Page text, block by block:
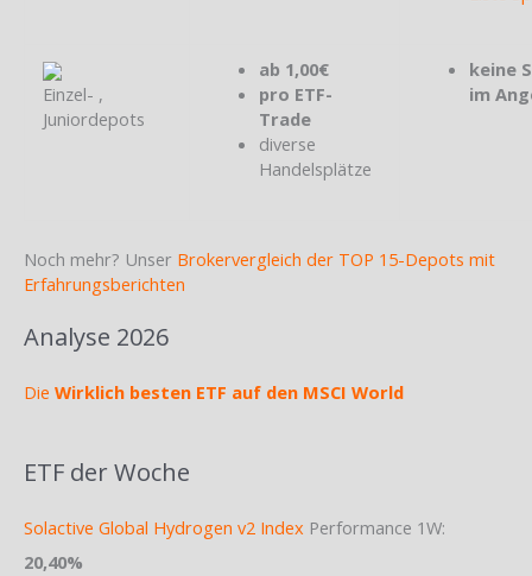
Einzel- ,
Juniordepots
ab 1,00€
pro ETF-
Trade
diverse
Handelsplätze
keine
im
Noch mehr? Unser Brokervergleich der TOP 15-Depots mit
Erfahrungsberichten
Analyse 2026
Die Wirklich besten ETF auf den MSCI World
ETF der Woche
Solactive Global Hydrogen v2 Index Performance 1W:
20,40%